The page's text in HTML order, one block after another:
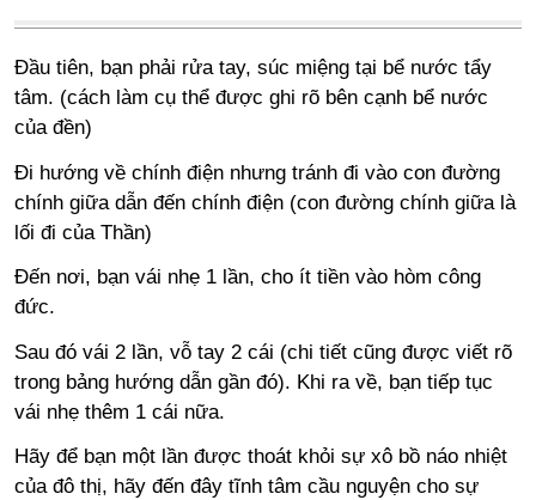
Đầu tiên, bạn phải rửa tay, súc miệng tại bể nước tẩy
tâm. (cách làm cụ thể được ghi rõ bên cạnh bể nước
của đền)
Đi hướng về chính điện nhưng tránh đi vào con đường
chính giữa dẫn đến chính điện (con đường chính giữa là
lối đi của Thần)
Đến nơi, bạn vái nhẹ 1 lần, cho ít tiền vào hòm công
đức.
Sau đó vái 2 lần, vỗ tay 2 cái (chi tiết cũng được viết rõ
trong bảng hướng dẫn gần đó). Khi ra về, bạn tiếp tục
vái nhẹ thêm 1 cái nữa.
Hãy để bạn một lần được thoát khỏi sự xô bồ náo nhiệt
của đô thị, hãy đến đây tĩnh tâm cầu nguyện cho sự